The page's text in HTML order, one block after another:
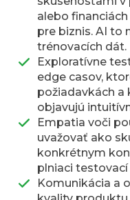
alebo
pre biznis. AI to
trénovacích dát.
Exploratívne
edge casov,
požiadavkách a
objavujú
Empatia voči
uvažovať ako
konkrétnym
plniaci testovací
Komunikácia a